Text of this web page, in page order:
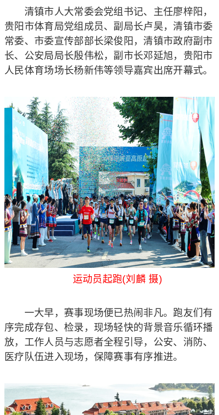
清镇市人大常委会党组书记、主任廖梓阳，
贵阳市体育局党组成员、副局长卢昊，清镇市委
常委、市委宣传部部长梁俊阳，清镇市政府副市
长、公安局局长殷伟松，副市长邓延旭，贵阳市
人民体育场场长杨新伟等领导嘉宾出席开幕式。
运动员起跑(刘麟 摄)
一大早，赛事现场便已热闹非凡。跑友们有
序完成存包、检录，现场轻快的背景音乐循环播
放，工作人员与志愿者全程引导，公安、消防、
医疗队伍进入现场，保障赛事有序推进。